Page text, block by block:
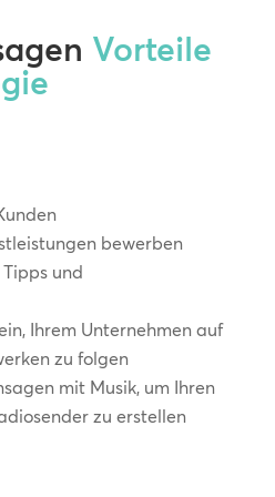
Vorteile
bewerben
und
Ihrem Unternehmen auf
zu folgen
mit Musik, um Ihren
zu erstellen